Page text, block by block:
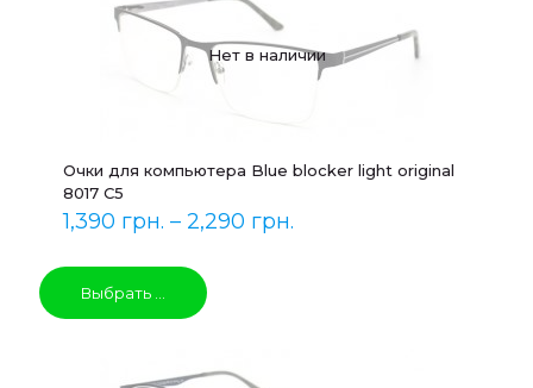
Нет в наличии
Очки для компьютера Blue blocker light original
8017 C5
1,390 грн. – 2,290 грн.
Выбрать ...